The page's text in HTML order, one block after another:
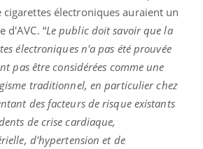
électroniques auraient un
d'AVC. “Le public doit savoir que la
électroniques n'a pas été prouvée
pas être considérées comme une
traditionnel, en particulier chez
des facteurs de risque existants
de crise cardiaque,
d'hypertension et de